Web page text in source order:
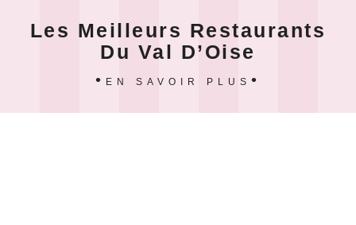
Les Meilleurs Restaurants
Du Val D’Oise
EN SAVOIR PLUS